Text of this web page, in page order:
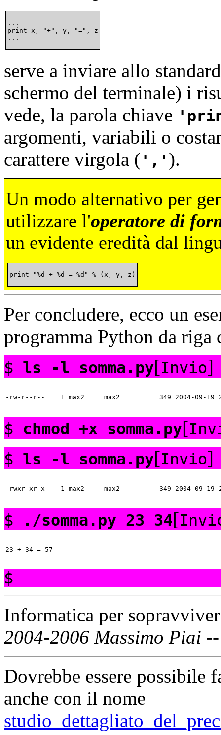
...
print x, "+", y, "=", z
serve a inviare allo
schermo del terminale) i
vede, la parola chiave
argomenti, variabili o
carattere virgola (
, ).
Un modo alternativo per
utilizzare l'operatore di
un evidente eredità dal
Per concludere, ecco un
programma Python da riga
$ ls -l somma.py[Invio]
$ chmod +x somma.py[
$ ls -l somma.py[Invio]
$ ./somma.py 23 34[
$
Informatica per
2004-2006 Massimo Piai
Dovrebbe essere possibile
anche con il nome